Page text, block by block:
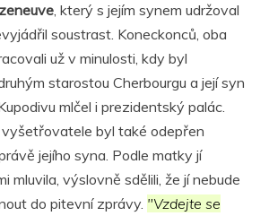
, který s jejím synem udržoval
soustrast. Koneckonců, oba
už v minulosti, kdy byl
starostou Cherbourgu a její syn
mlčel i prezidentský palác.
byl také odepřen
jejího syna. Podle matky jí
mluvila, výslovně sdělili, že jí nebude
do pitevní zprávy. "Vzdejte se